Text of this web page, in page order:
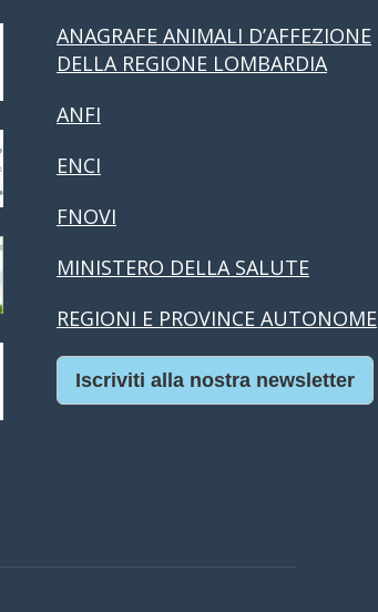
ANAGRAFE ANIMALI D’AFFEZIONE
DELLA REGIONE LOMBARDIA
ANFI
ENCI
FNOVI
MINISTERO DELLA SALUTE
REGIONI E PROVINCE AUTONOME
Iscriviti alla nostra newsletter